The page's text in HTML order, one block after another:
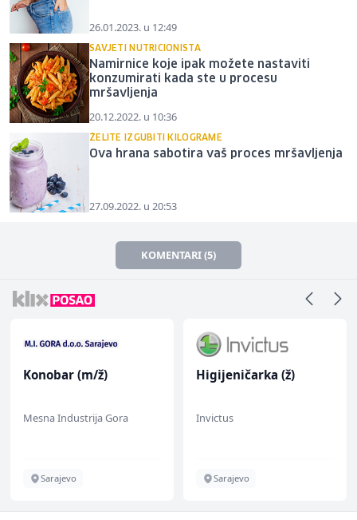
26.01.2023. u 12:49
SAVJETI NUTRICIONISTA
Namirnice koje ipak možete nastaviti
konzumirati kada ste u procesu
mršavljenja
20.12.2022. u 10:36
ŽELITE IZGUBITI KILOGRAME
Ova hrana sabotira vaš proces mršavljenja
27.09.2022. u 20:53
KOMENTARI (5)
Konobar (m/ž)
Mesna Industrija Gora
Sarajevo
Higijeničarka (ž)
Invictus
Sarajevo